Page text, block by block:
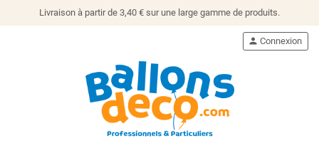
Livraison à partir de 3,40 € sur une large gamme de produits.
person Connexion